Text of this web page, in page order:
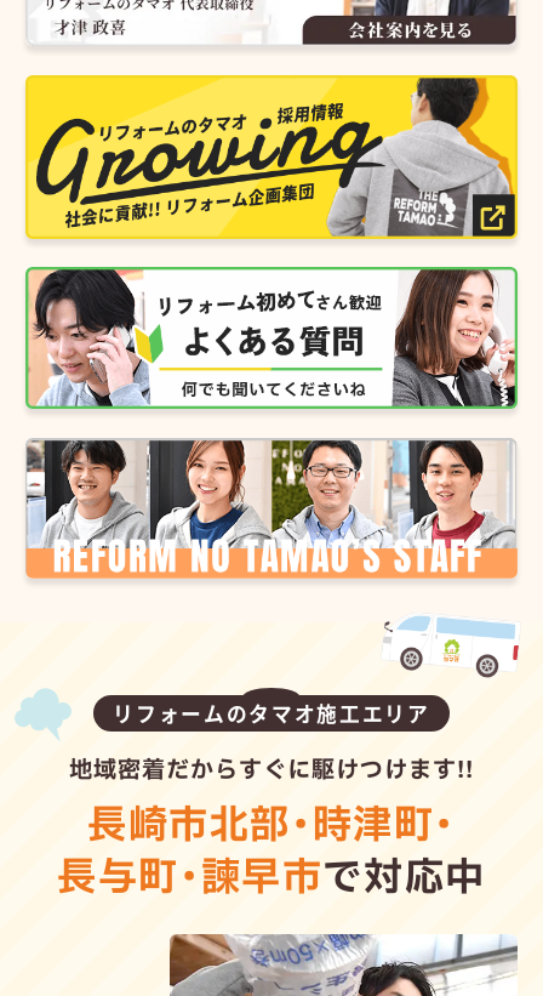
リフォームのタマオ施工エリア
地域密着だからすぐに駆けつけます!!
長崎市北部・時津町・
長与町・諫早市で対応中